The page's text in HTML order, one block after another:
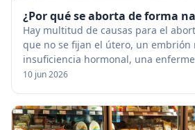
¿Por qué se aborta de forma
Hay multitud de causas para el
que no se fijan el útero, un embrión
insuficiencia hormonal, una
choque físico o psíquico importante
10 jun 2026